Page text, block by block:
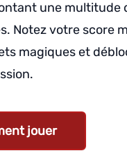
une multitude
Notez votre score
magiques et
jouer